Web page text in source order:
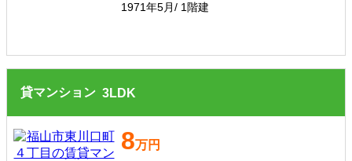
1971年5月/ 1階建
貸マンション 3LDK
8万円